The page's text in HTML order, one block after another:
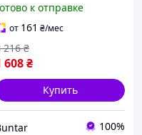
Bluetooth FM-
к отправке
от 161 ₴/мес
608₴
216 ₴
Купить
100%